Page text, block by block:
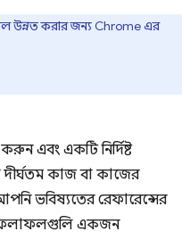
উন্নত করার জন্য Chrome এর
এবং একটি নির্দিষ্ট
কাজ বা কাজের
ভবিষ্যতের রেফারেন্সের
ফলাফলগুলি একজন